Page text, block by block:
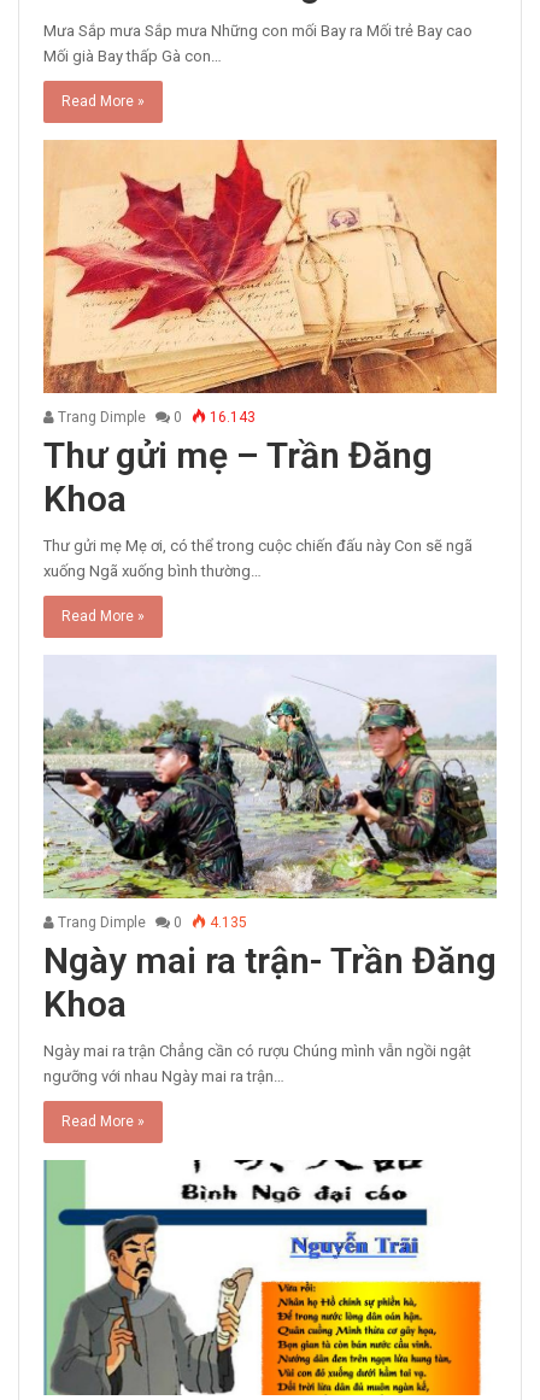
Mưa Sắp mưa Sắp mưa Những con mối Bay ra Mối trẻ Bay cao
Mối già Bay thấp Gà con…
Read More »
Trang Dimple 0 16.143
Thư gửi mẹ – Trần Đăng
Khoa
Thư gửi mẹ Mẹ ơi, có thể trong cuộc chiến đấu này Con sẽ ngã
xuống Ngã xuống bình thường…
Read More »
Trang Dimple 0 4.135
Ngày mai ra trận- Trần Đăng
Khoa
Ngày mai ra trận Chẳng cần có rượu Chúng mình vẫn ngồi ngật
ngưỡng với nhau Ngày mai ra trận…
Read More »